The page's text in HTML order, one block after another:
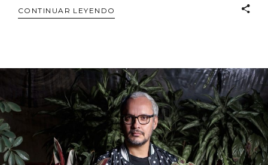
CONTINUAR LEYENDO